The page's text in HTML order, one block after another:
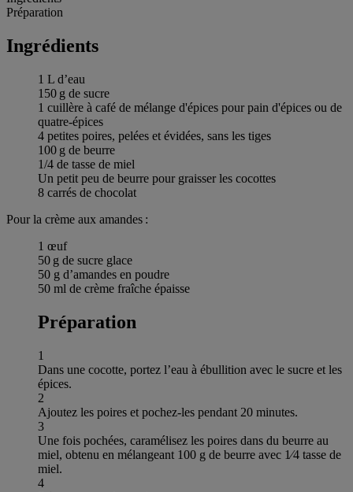
Préparation
Ingrédients
1 L d’eau
150 g de sucre
1 cuillère à café de mélange d'épices pour pain d'épices ou de
quatre-épices
4 petites poires, pelées et évidées, sans les tiges
100 g de beurre
1/4 de tasse de miel
Un petit peu de beurre pour graisser les cocottes
8 carrés de chocolat
Pour la crème aux amandes :
1 œuf
50 g de sucre glace
50 g d’amandes en poudre
50 ml de crème fraîche épaisse
Préparation
1
Dans une cocotte, portez l’eau à ébullition avec le sucre et les
épices.
2
Ajoutez les poires et pochez-les pendant 20 minutes.
3
Une fois pochées, caramélisez les poires dans du beurre au
miel, obtenu en mélangeant 100 g de beurre avec 1⁄4 tasse de
miel.
4